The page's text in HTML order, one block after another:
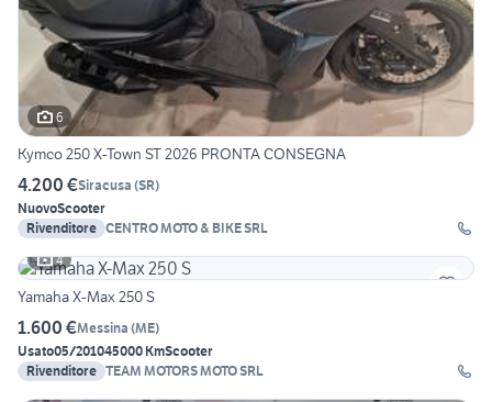
6
Kymco 250 X-Town ST 2026 PRONTA CONSEGNA
4.200 €Siracusa (SR)
NuovoScooter
Rivenditore
CENTRO MOTO & BIKE SRL
4
Yamaha X-Max 250 S
1.600 €Messina (ME)
Usato05/201045000 KmScooter
Rivenditore TEAM MOTORS MOTO SRL